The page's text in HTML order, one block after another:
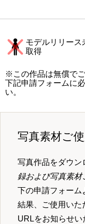
モデルリリース
取得
※この作品は無償で
下記申請フォームに
い。
写真素材ご
写真作品をダウン
録および写真素
下の申請フォー
結果、ご使用いた
URLをお知らせい